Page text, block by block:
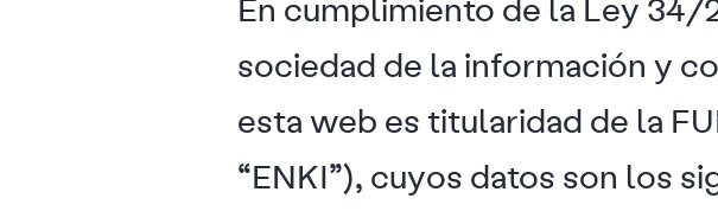
sociedad de la información y
esta web es titularidad de la
“ENKI”), cuyos datos son los